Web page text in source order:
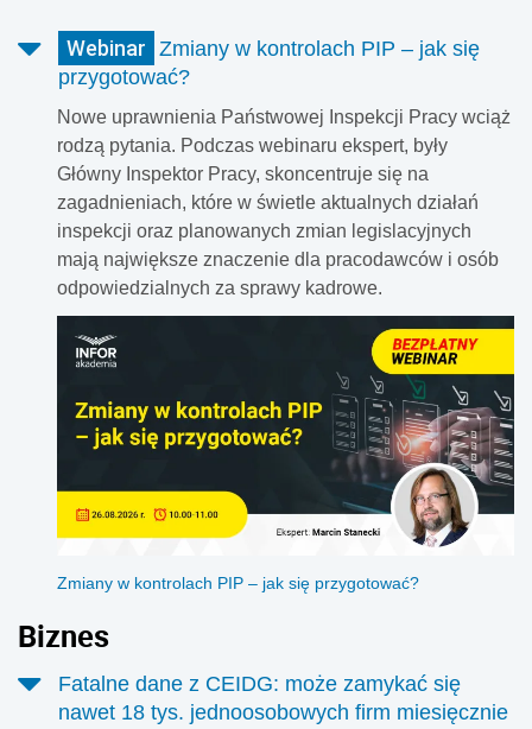
Webinar Zmiany w kontrolach PIP – jak się
przygotować?
Nowe uprawnienia Państwowej Inspekcji Pracy wciąż
rodzą pytania. Podczas webinaru ekspert, były
Główny Inspektor Pracy, skoncentruje się na
zagadnieniach, które w świetle aktualnych działań
inspekcji oraz planowanych zmian legislacyjnych
mają największe znaczenie dla pracodawców i osób
odpowiedzialnych za sprawy kadrowe.
Zmiany w kontrolach PIP – jak się przygotować?
Biznes
Fatalne dane z CEIDG: może zamykać się
nawet 18 tys. jednoosobowych firm miesięcznie